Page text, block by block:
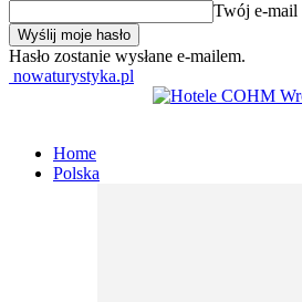
Twój e-mail
Hasło zostanie wysłane e-mailem.
nowaturystyka.pl
Home
Polska